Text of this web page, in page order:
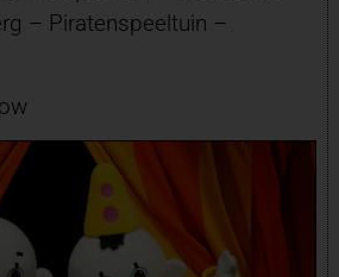
– Piratenspeeltuin –